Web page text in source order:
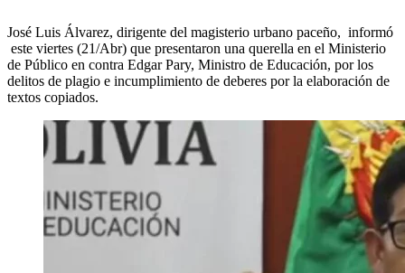
José Luis Álvarez, dirigente del magisterio urbano paceño, informó
este viertes (21/Abr) que presentaron una querella en el Ministerio
de Público en contra Edgar Pary, Ministro de Educación, por los
delitos de plagio e incumplimiento de deberes por la elaboración de
textos copiados.